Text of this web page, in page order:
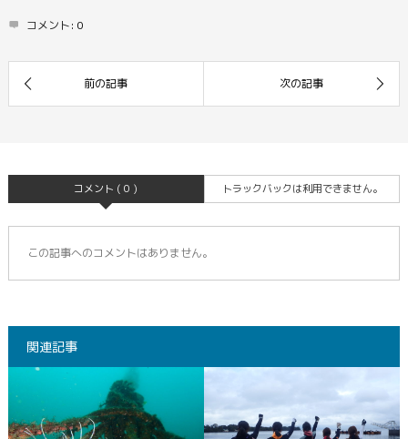
コメント: 0
コメント ( 0 ) トラックバックは利用できません。
この記事へのコメントはありません。
関連記事